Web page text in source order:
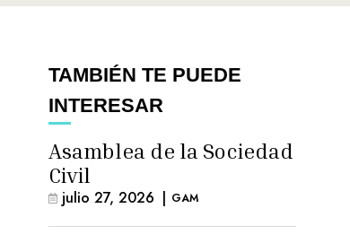
TAMBIÉN TE PUEDE
INTERESAR
Asamblea de la Sociedad
Civil
julio 27, 2026 | GAM